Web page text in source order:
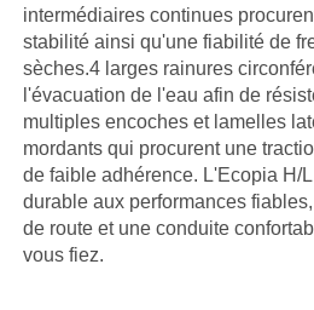
intermédiaires continues
stabilité ainsi qu'une fiabilité de
sèches.4 larges rainures
l'évacuation de l'eau afin de
multiples encoches et lamelles
mordants qui procurent une
de faible adhérence. L'Ecopia H/
durable aux performances
de route et une conduite
vous fiez.